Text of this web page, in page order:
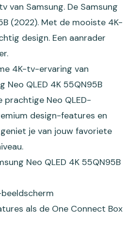
van Samsung. De Samsung
(2022). Met de mooiste 4K-
design. Een aanrader
4K-tv-ervaring van
Neo QLED 4K 55QN95B
Neo QLED-
design-features en
je van jouw favoriete
Neo QLED 4K 55QN95B
als de One Connect Box